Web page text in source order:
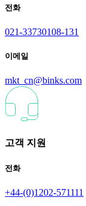
전화
021-33730108-131
이메일
mkt_cn@binks.com
고객 지원
전화
+44-(0)1202-571111